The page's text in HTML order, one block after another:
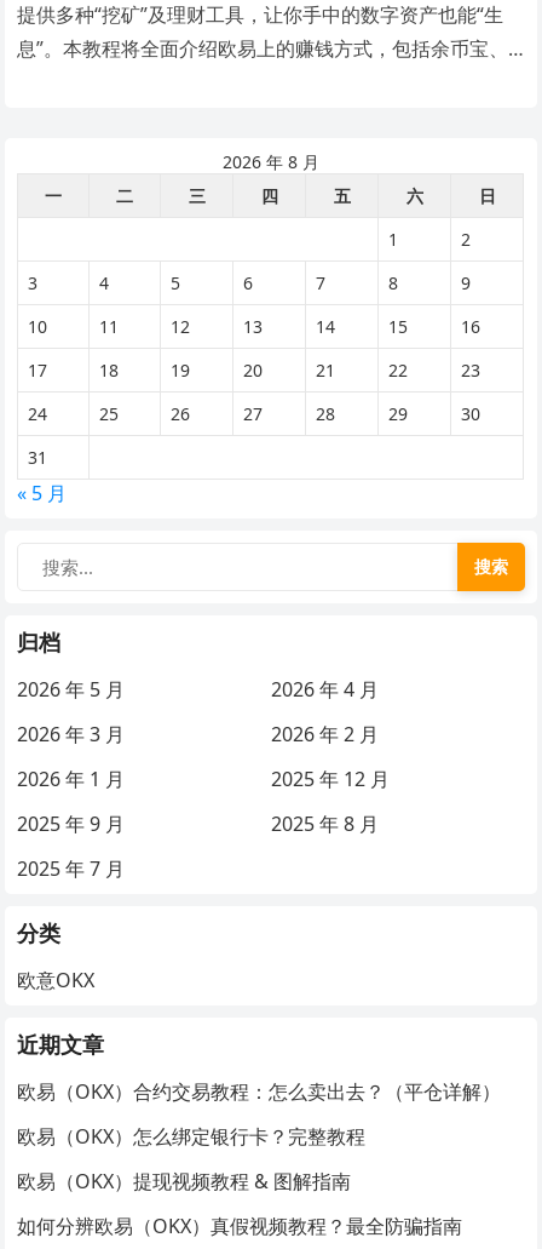
提供多种“挖矿”及理财工具，让你手中的数字资产也能“生
息”。本教程将全面介绍欧易上的赚钱方式，包括余币宝、
2026 年 8 月
一
二 三 四 五 六
日
1
2
3
4 5 6 7 8
9
10
11 12 13 14 15
16
17
18 19 20 21 22
23
24
25 26 27 28 29
30
31
« 5 月
搜索
归档
2026 年 5 月
2026 年 4 月
2026 年 3 月
2026 年 2 月
2026 年 1 月
2025 年 12 月
2025 年 9 月
2025 年 8 月
2025 年 7 月
分类
欧意OKX
近期文章
欧易（OKX）合约交易教程：怎么卖出去？（平仓详解）
欧易（OKX）怎么绑定银行卡？完整教程
欧易（OKX）提现视频教程 & 图解指南
如何分辨欧易（OKX）真假视频教程？最全防骗指南